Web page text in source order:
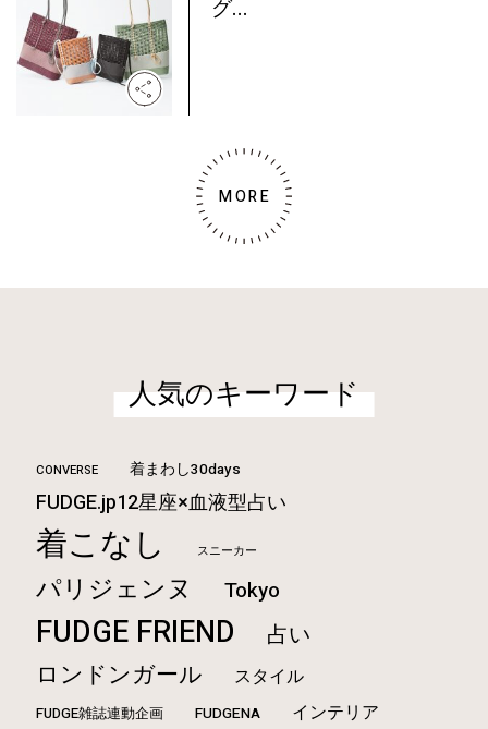
グ...
MORE
人気のキーワード
CONVERSE 着まわし30days
FUDGE.jp12星座×血液型占い
着こなし スニーカー
パリジェンヌ Tokyo
FUDGE FRIEND 占い
ロンドンガール スタイル
FUDGE雑誌連動企画 FUDGENA インテリア